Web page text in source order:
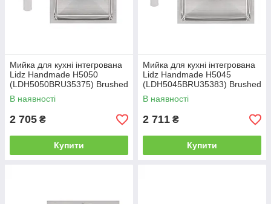
Мийка для кухні інтегрована
Lidz Handmade H5050
(LDH5050BRU35375) Brushed
Steel 3,0/1,0 мм
В наявності
2 705 ₴
Купити
Мийка для кухні інтегрована
Lidz Handmade H5045
(LDH5045BRU35383) Brushed
Steel 3,0/1,0 мм
В наявності
2 711 ₴
Купити